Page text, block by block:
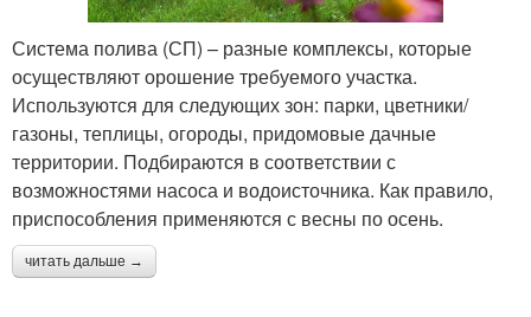
Система полива (СП) – разные комплексы, которые
осуществляют орошение требуемого участка.
Используются для следующих зон: парки, цветники/
газоны, теплицы, огороды, придомовые дачные
территории. Подбираются в соответствии с
возможностями насоса и водоисточника. Как правило,
приспособления применяются с весны по осень.
читать дальше →